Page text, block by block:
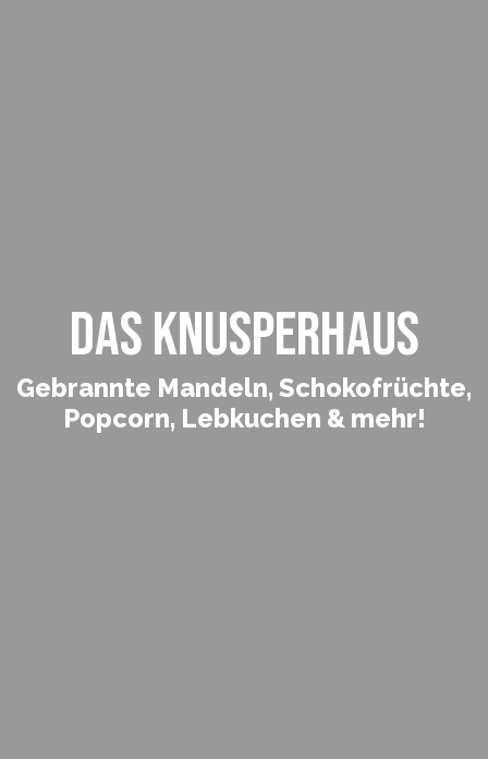
DAS KNUSPERHAUS
Gebrannte Mandeln, Schokofrüchte,
Popcorn, Lebkuchen & mehr!